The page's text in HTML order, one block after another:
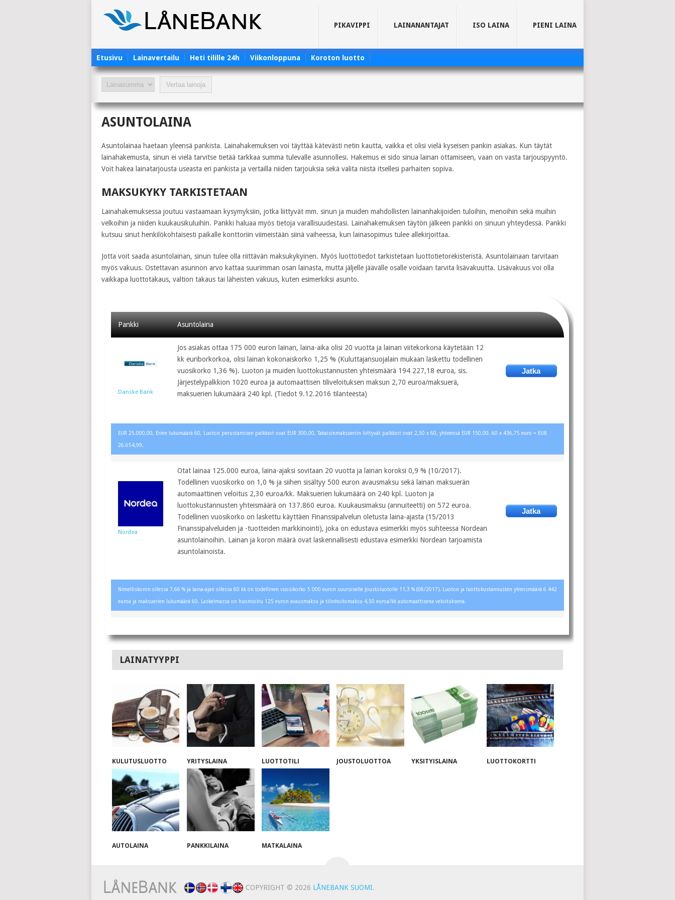
PIKAVIPPI LAINANANTAJAT ISO LAINA PIENI LAINA
Etusivu Lainavertailu Heti tilille 24h Viikonloppuna Koroton luotto
ASUNTOLAINA
Asuntolainaa haetaan yleensä pankista. Lainahakemuksen voi täyttää kätevästi netin kautta, vaikka et olisi vielä kyseisen pankin asiakas. Kun täytät
lainahakemusta, sinun ei vielä tarvitse tietää tarkkaa summa tulevalle asunnollesi. Hakemus ei sido sinua lainan ottamiseen, vaan on vasta tarjouspyyntö.
Voit hakea lainatarjousta useasta eri pankista ja vertailla niiden tarjouksia sekä valita niistä itsellesi parhaiten sopiva.
MAKSUKYKY TARKISTETAAN
Lainahakemuksessa joutuu vastaamaan kysymyksiin, jotka liittyvät mm. sinun ja muiden mahdollisten lainanhakijoiden tuloihin, menoihin sekä muihin
velkoihin ja niiden kuukausikuluihin. Pankki haluaa myös tietoja varallisuudestasi. Lainahakemuksen täytön jälkeen pankki on sinuun yhteydessä. Pankki
kutsuu sinut henkilökohtaisesti paikalle konttoriin viimeistään siinä vaiheessa, kun lainasopimus tulee allekirjoittaa.
Jotta voit saada asuntolainan, sinun tulee olla riittävän maksukykyinen. Myös luottotiedot tarkistetaan luottotietorekisteristä. Asuntolainaan tarvitaan
myös vakuus. Ostettavan asunnon arvo kattaa suurimman osan lainasta, mutta jäljelle jäävälle osalle voidaan tarvita lisävakuutta. Lisävakuus voi olla
vaikkapa luottotakaus, valtion takaus tai läheisten vakuus, kuten esimerkiksi asunto.
Pankki Asuntolaina
Danske Bank
Jos asiakas ottaa 175 000 euron lainan, laina-aika olisi 20 vuotta ja lainan viitekorkona käytetään 12
kk euriborkorkoa, olisi lainan kokonaiskorko 1,25 % (Kuluttajansuojalain mukaan laskettu todellinen
vuosikorko 1,36 %). Luoton ja muiden luottokustannusten yhteismäärä 194 227,18 euroa, sis.
Järjestelypalkkion 1020 euroa ja automaattisen tiliveloituksen maksun 2,70 euroa/maksuerä,
maksuerien lukumäärä 240 kpl. (Tiedot 9.12.2016 tilanteesta)
Jatka
EUR 25.000,00, Erien lukumäärä 60, Luoton perustamisen palkkiot ovat EUR 300,00, Takaisinmaksueriin liittyvät palkkiot ovat 2,50 x 60, yhteensä EUR 150,00. 60 x 436,75 euro = EUR
26.654,99.
Nordea
Otat lainaa 125.000 euroa, laina-ajaksi sovitaan 20 vuotta ja lainan koroksi 0,9 % (10/2017).
Todellinen vuosikorko on 1,0 % ja siihen sisältyy 500 euron avausmaksu sekä lainan maksuerän
automaattinen veloitus 2,30 euroa/kk. Maksuerien lukumäärä on 240 kpl. Luoton ja
luottokustannusten yhteismäärä on 137.860 euroa. Kuukausimaksu (annuiteetti) on 572 euroa.
Todellinen vuosikorko on laskettu käyttäen Finanssipalvelun oletusta laina-ajasta (15/2013
Finanssipalveluiden ja -tuotteiden markkinointi), joka on edustava esimerkki myös suhteessa Nordean
asuntolainoihin. Lainan ja koron määrä ovat laskennallisesti edustava esimerkki Nordean tarjoamista
asuntolainoista.
Jatka
Nimelliskoron ollessa 7,66 % ja laina-ajan ollessa 60 kk on todellinen vuosikorko 5 000 euron suuruiselle Joustoluotolle 11,3 % (08/2017). Luoton ja luottokustannusten yhteismäärä 6 442
euroa ja maksuerien lukumäärä 60. Laskelmassa on huomioitu 125 euron avausmaksu ja tilinhoitomaksu 4,50 euroa/kk automaattisena veloituksena.
LAINATYYPPI
KULUTUSLUOTTO YRITYSLAINA LUOTTOTILI JOUSTOLUOTTOA YKSITYISLAINA LUOTTOKORTTI
AUTOLAINA PANKKILAINA MATKALAINA
COPYRIGHT © 2026 LÅNEBANK SUOMI.